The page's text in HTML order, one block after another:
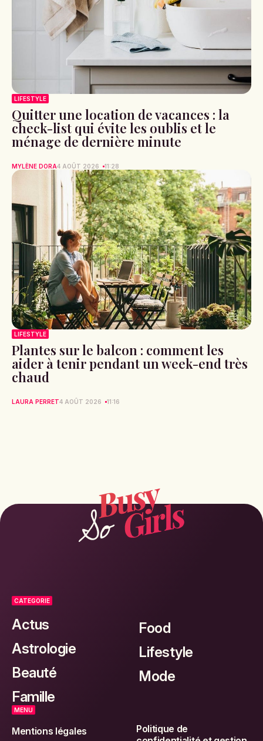
LIFESTYLE
Quitter une location de vacances : la
check-list qui évite les oublis et le
ménage de dernière minute
MYLÈNE DORA4 AOÛT 2026 11:28
LIFESTYLE
Plantes sur le balcon : comment les
aider à tenir pendant un week-end très
chaud
LAURA PERRET4 AOÛT 2026 11:16
CATEGORIE
Actus
Astrologie
Beauté
Famille
Food
Lifestyle
Mode
MENU
Mentions légales
Politique de